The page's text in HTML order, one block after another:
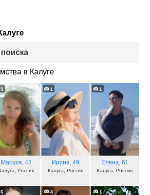
to
expand
contents
в Калуге
5
Маруся, 43
Россия
1
Ирина, 49
Калуга, Россия
1
Елена, 61
Калуга, Россия
6 4 1